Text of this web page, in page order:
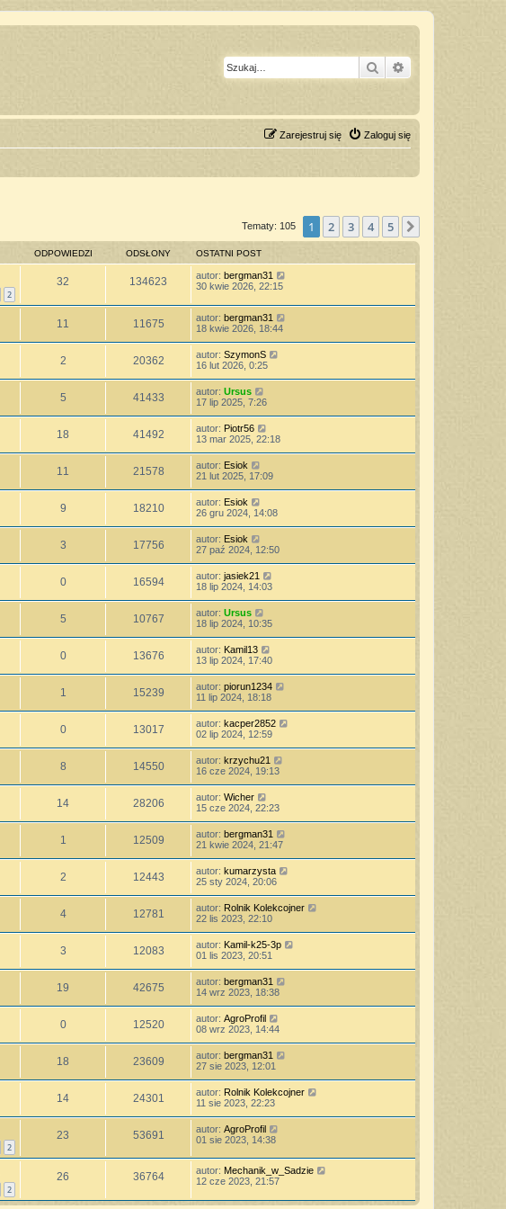
Szukaj
Zaloguj się
Zarejestruj się
Tematy: 105 1 2 3 4 5
ODPOWIEDZI ODSŁONY OSTATNI POST
2
32 134623 autor: bergman31
30 kwie 2026, 22:15
11 11675 autor: bergman31
18 kwie 2026, 18:44
2 20362 autor: SzymonS
16 lut 2026, 0:25
5 41433 autor: Ursus
17 lip 2025, 7:26
18 41492 autor: Piotr56
13 mar 2025, 22:18
11 21578 autor: Esiok
21 lut 2025, 17:09
9 18210 autor: Esiok
26 gru 2024, 14:08
3 17756 autor: Esiok
27 paź 2024, 12:50
0 16594 autor: jasiek21
18 lip 2024, 14:03
5 10767 autor: Ursus
18 lip 2024, 10:35
0 13676 autor: Kamil13
13 lip 2024, 17:40
1 15239 autor: piorun1234
11 lip 2024, 18:18
0 13017 autor: kacper2852
02 lip 2024, 12:59
8 14550 autor: krzychu21
16 cze 2024, 19:13
14 28206 autor: Wicher
15 cze 2024, 22:23
1 12509 autor: bergman31
21 kwie 2024, 21:47
2 12443 autor: kumarzysta
25 sty 2024, 20:06
4 12781 autor: Rolnik Kolekcojner
22 lis 2023, 22:10
3 12083 autor: Kamil-k25-3p
01 lis 2023, 20:51
19 42675 autor: bergman31
14 wrz 2023, 18:38
0 12520 autor: AgroProfil
08 wrz 2023, 14:44
18 23609 autor: bergman31
27 sie 2023, 12:01
14 24301 autor: Rolnik Kolekcojner
11 sie 2023, 22:23
2
23 53691 autor: AgroProfil
01 sie 2023, 14:38
2
26 36764 autor: Mechanik_w_Sadzie
12 cze 2023, 21:57